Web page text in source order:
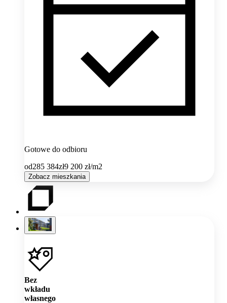
Gotowe do odbioru
od285 384zł9 200 zł/m2
Zobacz mieszkania
Bez
wkładu
własnego